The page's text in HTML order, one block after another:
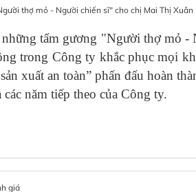
thợ mỏ - Người chiến sĩ" cho chị Mai Thị
tấm gương "Người thợ mỏ -
trong Công ty khắc phục mọi
xuất an toàn” phấn đấu hoàn
năm tiếp theo của Công ty.
giá